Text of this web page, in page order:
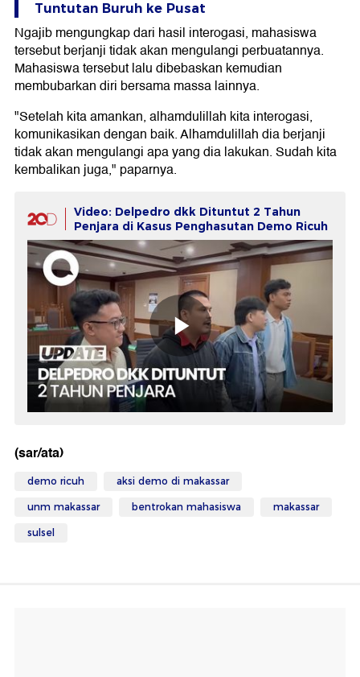
Tuntutan Buruh ke Pusat
Ngajib mengungkap dari hasil interogasi, mahasiswa
tersebut berjanji tidak akan mengulangi perbuatannya.
Mahasiswa tersebut lalu dibebaskan kemudian
membubarkan diri bersama massa lainnya.
"Setelah kita amankan, alhamdulillah kita interogasi,
komunikasikan dengan baik. Alhamdulillah dia berjanji
tidak akan mengulangi apa yang dia lakukan. Sudah kita
kembalikan juga," paparnya.
Video: Delpedro dkk Dituntut 2 Tahun
Penjara di Kasus Penghasutan Demo Ricuh
(sar/ata)
demo ricuh aksi demo di makassar
unm makassar bentrokan mahasiswa makassar
sulsel